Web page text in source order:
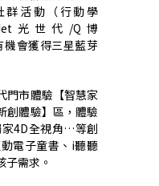
群活動（行動學
光世代 /Q 博
會獲得三星藍芽
門市體驗【智慧家
創體驗】區，體驗
家4D全視角…等創
電子童書、 i聽聽
子需求。